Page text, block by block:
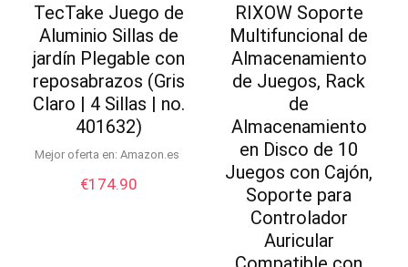
TecTake Juego de
Aluminio Sillas de
jardín Plegable con
reposabrazos (Gris
Claro | 4 Sillas | no.
401632)
Mejor oferta en: Amazon.es
€174.90
RIXOW Soporte
Multifuncional de
Almacenamiento
de Juegos, Rack
de
Almacenamiento
en Disco de 10
Juegos con Cajón,
Soporte para
Controlador
Auricular